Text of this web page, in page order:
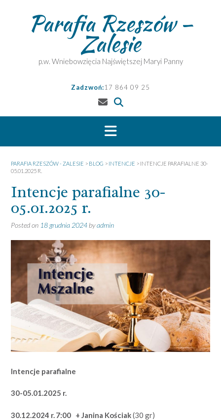
Parafia Rzeszów –
Zalesie
p.w. Wniebowzięcia Najświętszej Maryi Panny
Zadzwoń:17 864 09 25
PARAFIA RZESZÓW - ZALESIE > BLOG > INTENCJE > INTENCJE PARAFIALNE 30-
05.01.2025 R.
Intencje parafialne 30-
05.01.2025 r.
Posted on 18 grudnia 2024 byadmin
Intencje parafialne
30-05.01.2025 r.
30.12.2024 r.7:00 + Janina Kościak(30 gr)